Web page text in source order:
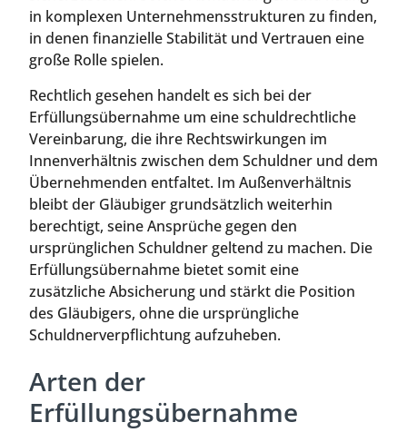
in komplexen Unternehmensstrukturen zu finden,
in denen finanzielle Stabilität und Vertrauen eine
große Rolle spielen.
Rechtlich gesehen handelt es sich bei der
Erfüllungsübernahme um eine schuldrechtliche
Vereinbarung, die ihre Rechtswirkungen im
Innenverhältnis zwischen dem Schuldner und dem
Übernehmenden entfaltet. Im Außenverhältnis
bleibt der Gläubiger grundsätzlich weiterhin
berechtigt, seine Ansprüche gegen den
ursprünglichen Schuldner geltend zu machen. Die
Erfüllungsübernahme bietet somit eine
zusätzliche Absicherung und stärkt die Position
des Gläubigers, ohne die ursprüngliche
Schuldnerverpflichtung aufzuheben.
Arten der
Erfüllungsübernahme